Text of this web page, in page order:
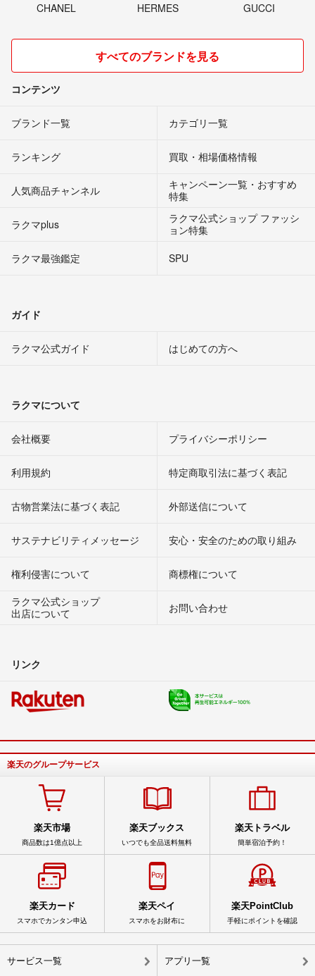
CHANEL HERMES GUCCI
すべてのブランドを見る
コンテンツ
ブランド一覧 カテゴリ一覧
ランキング 買取・相場価格情報
人気商品チャンネル
キャンペーン一覧・おすすめ
特集
ラクマplus
ラクマ公式ショップ ファッシ
ョン特集
ラクマ最強鑑定
SPU
ガイド
ラクマ公式ガイド はじめての方へ
ラクマについて
会社概要 プライバシーポリシー
利用規約 特定商取引法に基づく表記
古物営業法に基づく表記 外部送信について
サステナビリティメッセージ 安心・安全のための取り組み
権利侵害について
商標権について
ラクマ公式ショップ
出店について
お問い合わせ
リンク
楽天のグループサービス
楽天市場
商品数は1億点以上
楽天ブックス
いつでも全品送料無料
楽天トラベル
簡単宿泊予約！
楽天カード
スマホでカンタン申込
楽天ペイ
スマホをお財布に
楽天PointClub
手軽にポイントを確認
サービス一覧 アプリ一覧